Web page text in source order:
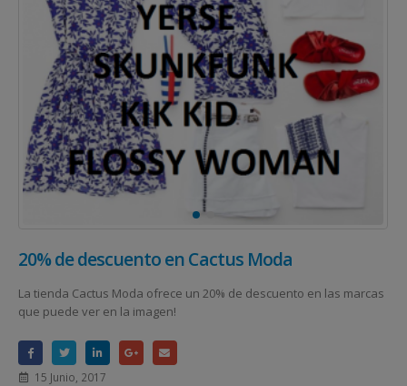
20% de descuento en Cactus Moda
La tienda Cactus Moda ofrece un 20% de descuento en las marcas
que puede ver en la imagen!
15 Junio, 2017